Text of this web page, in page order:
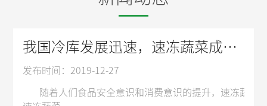
我国冷库发展迅速，速冻蔬菜成市场新方向
发布时间：2019-12-27
随着人们食品安全意识和消费意识的提升，速冻蔬菜